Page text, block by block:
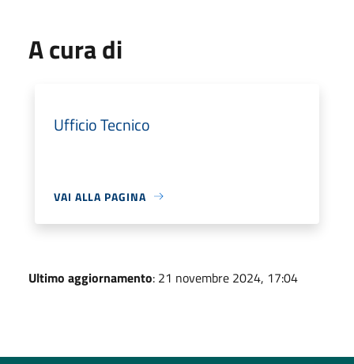
A cura di
Ufficio Tecnico
VAI ALLA PAGINA
Ultimo aggiornamento: 21 novembre 2024, 17:04